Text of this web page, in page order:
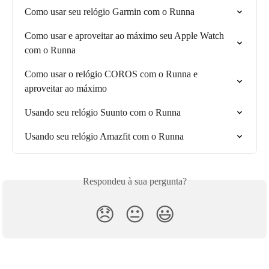
Como usar seu relógio Garmin com o Runna
Como usar e aproveitar ao máximo seu Apple Watch
com o Runna
Como usar o relógio COROS com o Runna e
aproveitar ao máximo
Usando seu relógio Suunto com o Runna
Usando seu relógio Amazfit com o Runna
Respondeu à sua pergunta?
😞 😐 😃